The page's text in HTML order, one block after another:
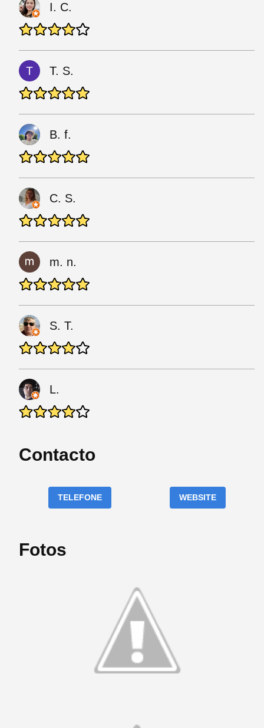
I. C.
T. S.
B. f.
C. S.
m. n.
S. T.
L.
Contacto
TELEFONE WEBSITE
Fotos